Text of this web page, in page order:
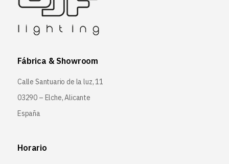
Fábrica & Showroom
Calle Santuario de la luz, 11
03290 – Elche, Alicante
España
Horario